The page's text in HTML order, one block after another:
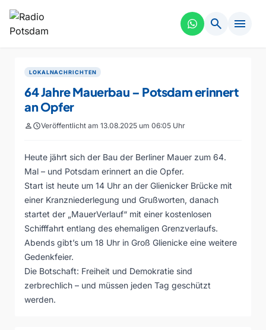
search menu
LOKALNACHRICHTEN
64 Jahre Mauerbau – Potsdam erinnert
an Opfer
personscheduleVeröffentlicht am 13.08.2025 um 06:05 Uhr
Heute jährt sich der Bau der Berliner Mauer zum 64.
Mal – und Potsdam erinnert an die Opfer.
Start ist heute um 14 Uhr an der Glienicker Brücke mit
einer Kranzniederlegung und Grußworten, danach
startet der „MauerVerlauf“ mit einer kostenlosen
Schifffahrt entlang des ehemaligen Grenzverlaufs.
Abends gibt’s um 18 Uhr in Groß Glienicke eine weitere
Gedenkfeier.
Die Botschaft: Freiheit und Demokratie sind
zerbrechlich – und müssen jeden Tag geschützt
werden.